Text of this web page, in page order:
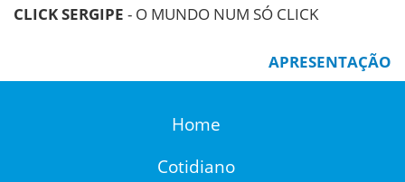
CLICK SERGIPE - O MUNDO NUM SÓ CLICK
APRESENTAÇÃO
Home
Cotidiano